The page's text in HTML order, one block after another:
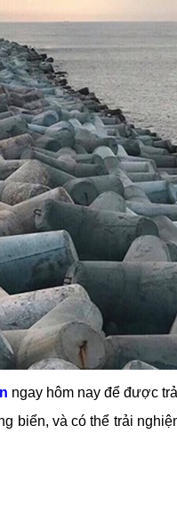
ngay hôm nay để được
biển, và có thể trải